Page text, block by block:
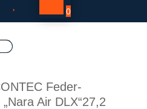
0
Feder-
Air DLX“27,2